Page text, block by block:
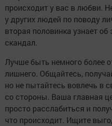
происходит у вас в любви.
у других людей по поводу
вторая половинка узнает
скандал.
Лучше быть немного более
лишнего. Общайтесь,
но не пытайтесь вовлечь в
со стороны. Ваша главная
просто расслабиться и
что происходит. Ищите